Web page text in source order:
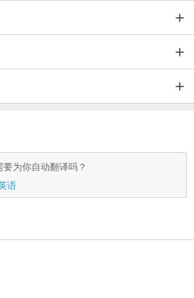
为你自动翻译吗？
语